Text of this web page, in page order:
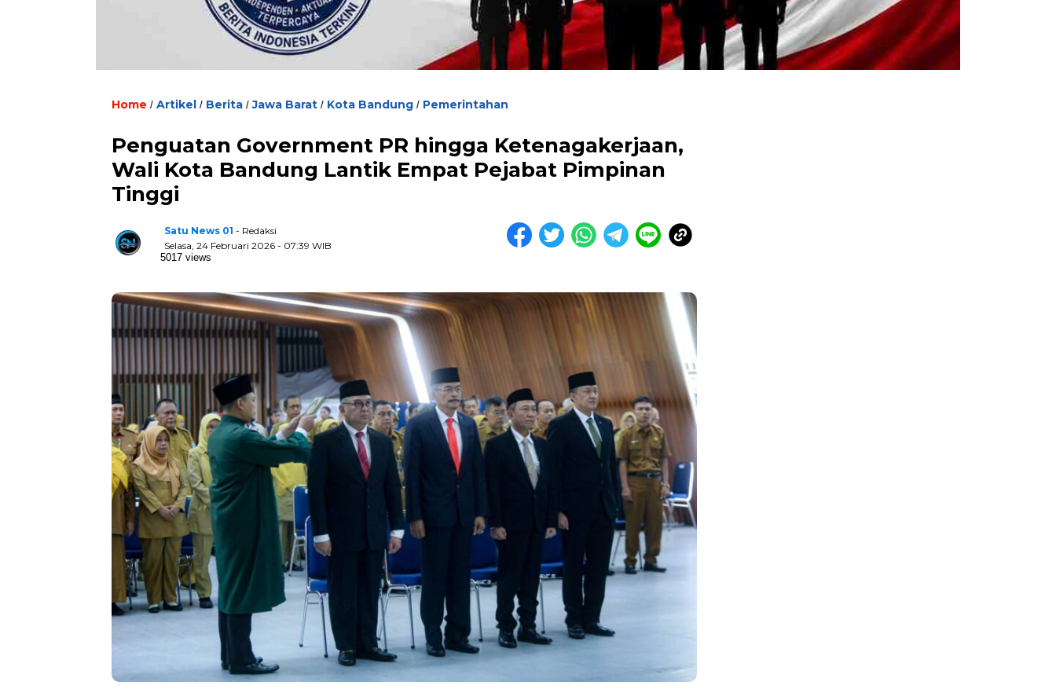
Home / Artikel / Berita /Jawa Barat / Kota Bandung / Pemerintahan
Penguatan Government PR hingga Ketenagakerjaan,
Wali Kota Bandung Lantik Empat Pejabat Pimpinan
Tinggi
Satu News 01 - Redaksi
Selasa, 24 Februari 2026 - 07:39 WIB
5017 views